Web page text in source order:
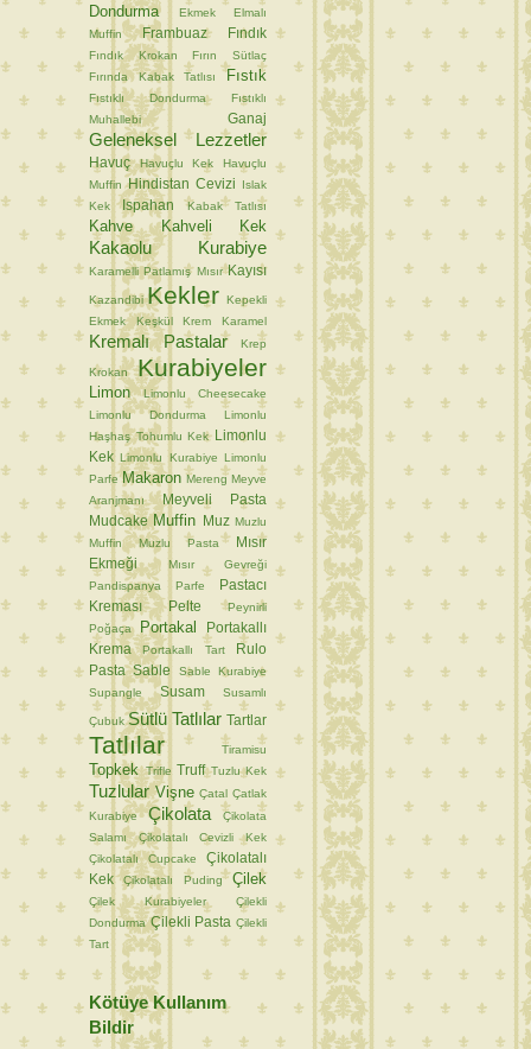
Dondurma Ekmek
Elmalı
Muffin
Frambuaz Fındık
Fındık Krokan
Fırın Sütlaç
Fırında Kabak Tatlısı
Fıstık
Fıstıklı Dondurma
Fıstıklı
Muhallebi
Ganaj
Geleneksel Lezzetler
Havuç Havuçlu Kek
Havuçlu
Muffin Hindistan Cevizi
Islak
Kek
Ispahan Kabak Tatlısı
Kahve Kahveli Kek
Kakaolu Kurabiye
Karamelli Patlamış Mısır Kayısı
Kazandibi Kekler Kepekli
Ekmek
Keşkül Krem Karamel
Kremalı Pastalar Krep
Krokan Kurabiyeler
Limon
Limonlu Cheesecake
Limonlu Dondurma
Limonlu
Haşhaş Tohumlu Kek
Limonlu
Kek Limonlu Kurabiye Limonlu
Parfe Makaron Mereng Meyve
Aranjmanı
Meyveli Pasta
Mudcake Muffin Muz Muzlu
Muffin
Muzlu Pasta
Mısır
Ekmeği
Mısır Gevreği
Pandispanya
Parfe
Pastacı
Kreması
Pelte
Peynirli
Poğaça
Portakal
Portakallı
Krema
Portakallı Tart
Rulo
Pasta Sable
Sable Kurabiye
Supangle
Susam Susamlı
Çubuk Sütlü Tatlılar Tartlar
Tatlılar Tiramisu
Topkek Trifle Truff Tuzlu Kek
Tuzlular Vişne Çatal Çatlak
Kurabiye
Çikolata
Çikolata
Salamı
Çikolatalı Cevizli Kek
Çikolatalı Cupcake
Çikolatalı
Kek
Çikolatalı Puding Çilek
Çilek Kurabiyeler
Çilekli
Dondurma Çilekli Pasta Çilekli
Tart
Kötüye Kullanım
Bildir